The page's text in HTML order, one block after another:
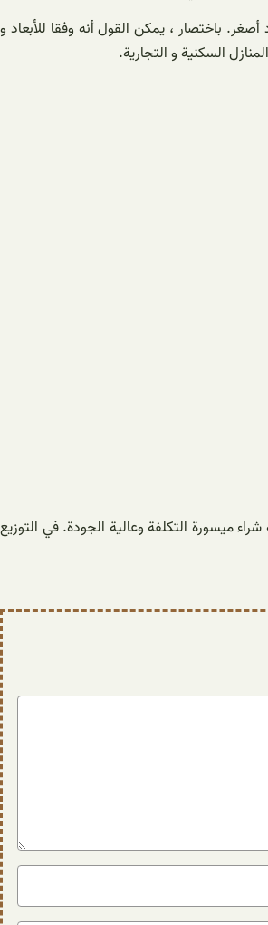
باختصار ، يمكن القول أنه وفقا للأبعاد و
السكنية و التجارية.
ميسورة التكلفة وعالية الجودة. في التوزيع